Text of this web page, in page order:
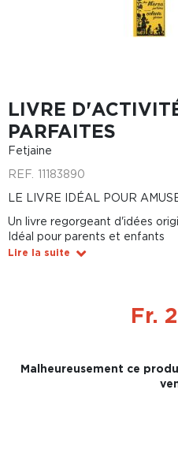
LIVRE
PARFAITES
Fetjaine
REF. 11183890
LE LIVRE IDÉAL POUR
Un livre regorgeant d'idées
Idéal pour parents et enfants
Lire la suite
Fr.
Malheureusement ce